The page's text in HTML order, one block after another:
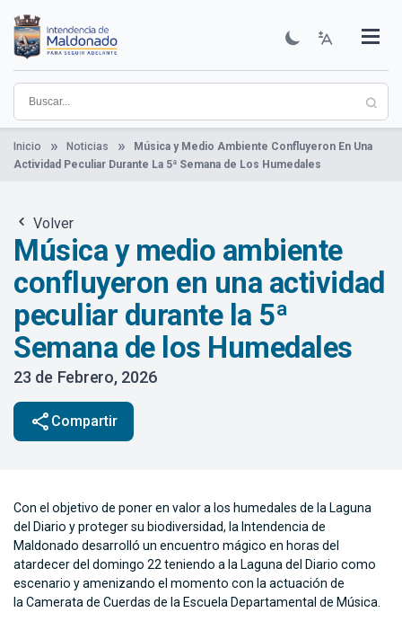
contenido
principal
Institucional
Municipios
Descubre Maldonado
Comunicación
Servicios
Guía De Trámites
Ver Noticias
Inicio Noticias
Música y Medio Ambiente Confluyeron En Una
Actividad Peculiar Durante La 5ª Semana de Los Humedales
Volver
Música y medio ambiente
confluyeron en una actividad
peculiar durante la 5ª
Semana de los Humedales
23 de Febrero, 2026
share Compartir
Con el objetivo de poner en valor a los humedales de la Laguna
del Diario y proteger su biodiversidad, la Intendencia de
Maldonado desarrolló un encuentro mágico en horas del
atardecer del domingo 22 teniendo a la Laguna del Diario como
escenario y amenizando el momento con la actuación de
la Camerata de Cuerdas de la Escuela Departamental de Música.